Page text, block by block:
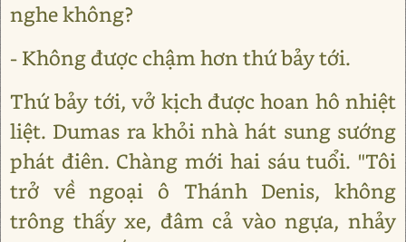
nghe không?
- Không được chậm hơn thứ bảy tới.
Thứ bảy tới, vở kịch được hoan hô nhiệt
liệt. Dumas ra khỏi nhà hát sung sướng
phát điên. Chàng mới hai sáu tuổi. "Tôi
trở về ngoại ô Thánh Denis, không
trông thấy xe, đâm cả vào ngựa, nhảy